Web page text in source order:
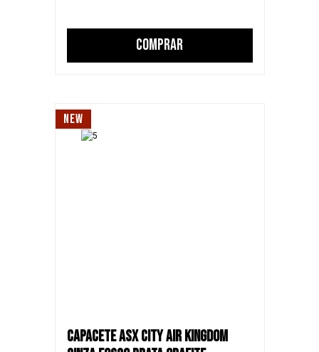
COMPRAR
NEW
CAPACETE ASX CITY AIR KINGDOM